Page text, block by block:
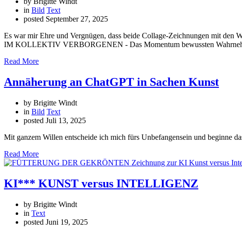
in Bild Text
posted September 27, 2025
Es war mir Ehre und Vergnügen, dass beide Collage-Zeichnungen mit
IM KOLLEKTIV VERBORGENEN - Das Momentum bewussten
Read More
Annäherung an ChatGPT in Sachen Kunst
by Brigitte Windt
in Bild Text
posted Juli 13, 2025
Mit ganzem Willen entscheide ich mich fürs Unbefangensein und beginne
Read More
KI*** KUNST versus INTELLIGENZ
by Brigitte Windt
in Text
posted Juni 19, 2025